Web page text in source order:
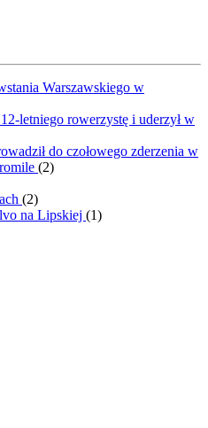
Warszawskiego w
letniego rowerzystę i uderzył w
do czołowego zderzenia w
(2)
(2)
na Lipskiej (1)